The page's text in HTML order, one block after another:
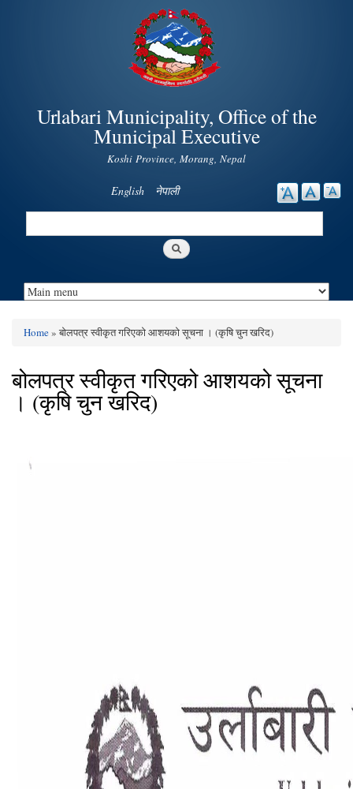
Skip to
main
content
Urlabari Municipality, Office of the
Municipal Executive
Koshi Province, Morang, Nepal
English नेपाली
Search
You are here
Home» बोलपत्र स्वीकृत गरिएको आशयको सूचना । (कृषि चुन खरिद)
बोलपत्र स्वीकृत गरिएको आशयको सूचना
। (कृषि चुन खरिद)